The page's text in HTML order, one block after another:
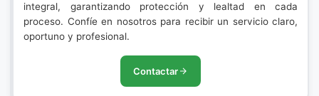
integral, garantizando protección y lealtad en cada
proceso. Confíe en nosotros para recibir un servicio claro,
oportuno y profesional.
Contactar